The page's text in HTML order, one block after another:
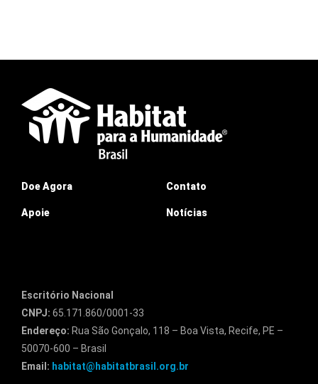
Doe Agora
Apoie
Contato
Notícias
Escritório Nacional
CNPJ: 65.171.860/0001-33
Endereço: Rua São Gonçalo, 118 – Boa Vista, Recife, PE –
50070-600 – Brasil
Email: habitat@habitatbrasil.org.br